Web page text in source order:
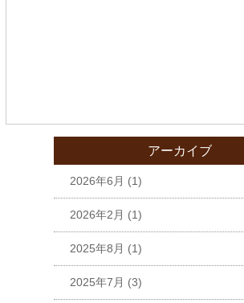
アーカイブ
2026年6月 (1)
2026年2月 (1)
2025年8月 (1)
2025年7月 (3)